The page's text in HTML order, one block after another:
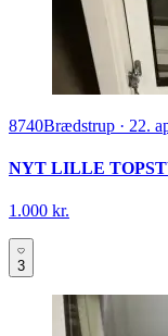
8740Brædstrup · 22.
NYT LILLE
1.000 kr.
3